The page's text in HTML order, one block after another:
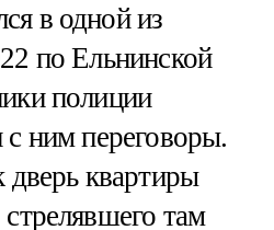
в одной из
по Ельнинской
полиции
с ним переговоры.
дверь квартиры
там